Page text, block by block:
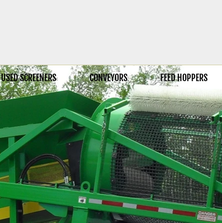
USED SCREENERS CONVEYORS FEED HOPPERS